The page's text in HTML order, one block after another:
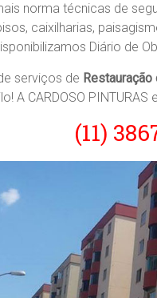
norma técnicas de
caixilharias,
Diário de
serviços de Restauração
A CARDOSO
(11)